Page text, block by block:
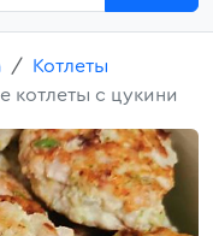
Котлеты
котлеты с цукини